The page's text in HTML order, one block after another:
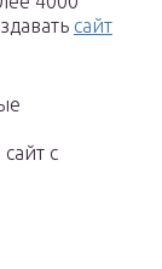
сайт
с